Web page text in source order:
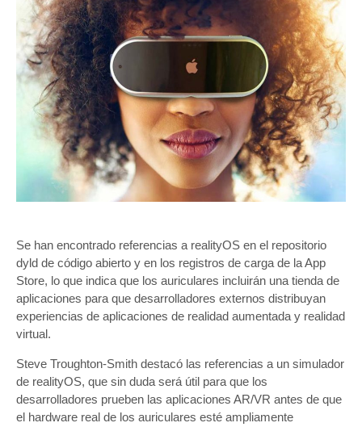
Se han encontrado referencias a realityOS en el repositorio
dyld de código abierto y en los registros de carga de la App
Store, lo que indica que los auriculares incluirán una tienda de
aplicaciones para que desarrolladores externos distribuyan
experiencias de aplicaciones de realidad aumentada y realidad
virtual.
Steve Troughton-Smith destacó las referencias a un simulador
de realityOS, que sin duda será útil para que los
desarrolladores prueben las aplicaciones AR/VR antes de que
el hardware real de los auriculares esté ampliamente